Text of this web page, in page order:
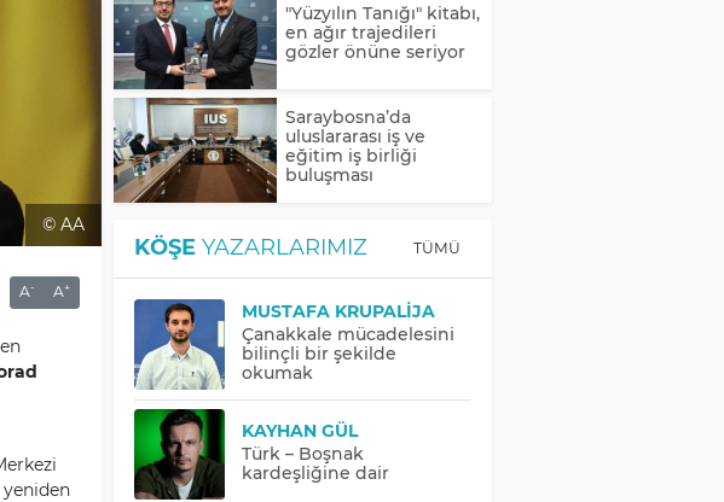
© AA
A- A+
yeniden
"Yüzyılın Tanığı" kitabı,
en ağır trajedileri
gözler önüne seriyor
Saraybosna’da
uluslararası iş ve
eğitim iş birliği
buluşması
KÖŞE YAZARLARIMIZ TÜMÜ
MUSTAFA KRUPALIJA
Çanakkale mücadelesini
bilinçli bir şekilde
okumak
KAYHAN GÜL
Türk – Boşnak
kardeşliğine dair